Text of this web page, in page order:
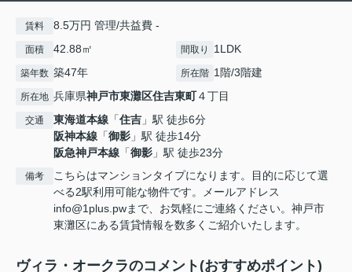
賃料 8.5万円 管理/共益費 -
面積 42.88㎡ 間取り 1LDK
築年数 築47年 所在階 1階/3階建
所在地 兵庫県神戸市東灘区住吉東町４丁目
交通 東海道本線 「住吉 」駅 徒歩6分
阪神本線 「御影 」駅 徒歩14分
阪急神戸本線 「御影 」駅 徒歩23分
備考
こちらはマンションタイプになります。目的に応じて選
べる2駅利用可能な物件です。メールアドレス
info@1plus.pwまで、お気軽にご連絡ください。神戸市
東灘区にある賃貸情報を数多くご紹介いたします。
ヴィラ・オークラのコメント(おすすめポイント)